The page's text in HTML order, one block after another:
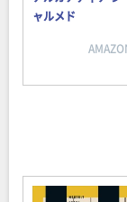
ャルメド